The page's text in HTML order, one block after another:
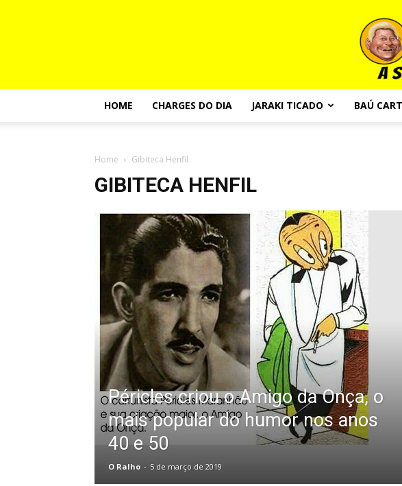
HOME CHARGES DO DIA JARAKI TICADO BAÚ
Home Gibiteca Henfil
GIBITECA HENFIL
Péricles criou o Amigo da Onça, o
mais popular do humor nos anos
40 e 50
O Ralho - 5 de março de 2019